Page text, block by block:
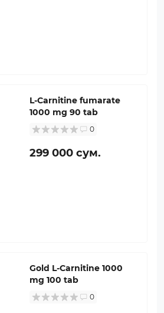
L-Carnitine fumarate
1000 mg 90 tab
0
299 000 сум.
Gold L-Carnitine 1000
mg 100 tab
0